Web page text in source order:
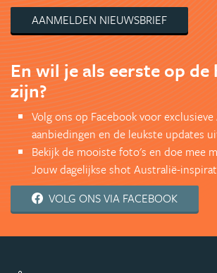
AANMELDEN NIEUWSBRIEF
En wil je als eerste op
zijn?
Volg ons op Facebook voor
aanbiedingen en de leukste updates
Bekijk de mooiste foto's en doe mee
Jouw dagelijkse shot Australië-
VOLG ONS VIA FACEBOOK